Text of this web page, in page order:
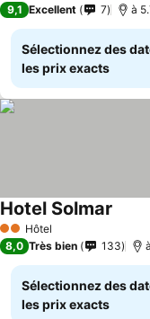
9,1 Excellent 7 à
Sélectionnez des
les prix exacts
2 Étoiles
Hôtel
Hotel Solmar
8,0 Très bien 133
Sélectionnez des
les prix exacts